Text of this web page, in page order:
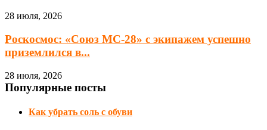
28 июля, 2026
Роскосмос: «Союз МС-28» с экипажем успешно
приземлился в...
28 июля, 2026
Популярные посты
Как убрать соль с обуви